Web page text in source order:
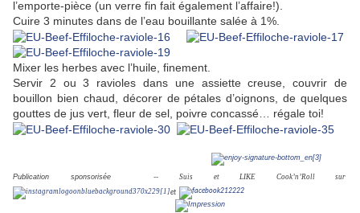
l’emporte-pièce (un verre fin fait également l’affaire!).
Cuire 3 minutes dans de l’eau bouillante salée à 1%.
Mixer les herbes avec l’huile, finement.
Servir 2 ou 3 ravioles dans une assiette creuse, couvrir de
bouillon bien chaud, décorer de pétales d’oignons, de quelques
gouttes de jus vert, fleur de sel, poivre concassé… régale toi!
Publication sponsorisée -- Suis et LIKE Cook’n’Roll sur
et